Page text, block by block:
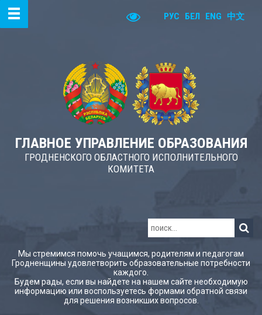
РУС БЕЛ ENG 中文
ГЛАВНОЕ УПРАВЛЕНИЕ ОБРАЗОВАНИЯ
ГРОДНЕНСКОГО ОБЛАСТНОГО ИСПОЛНИТЕЛЬНОГО
КОМИТЕТА
Мы стремимся помочь учащимся, родителям и педагогам
Гродненщины удовлетворить образовательные потребности
каждого.
Будем рады, если вы найдете на нашем сайте необходимую
информацию или воспользуетесь формами обратной связи
для решения возникших вопросов.